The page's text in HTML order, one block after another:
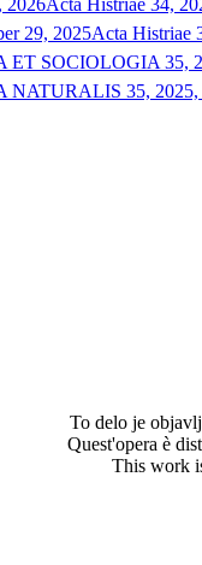
2026Acta Histriae 34,
29, 2025Acta Histriae
To delo je
Quest'opera è
This work